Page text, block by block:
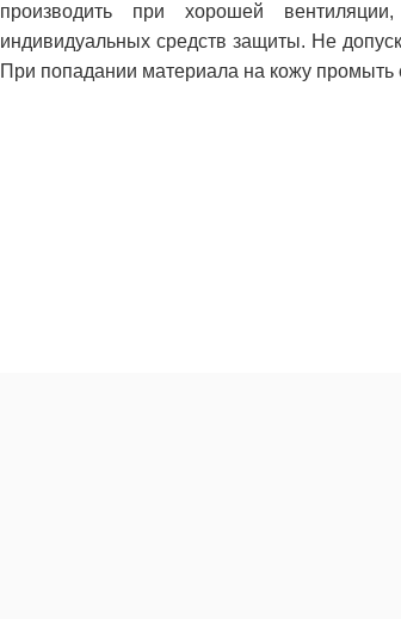
производить при хорошей
индивидуальных средств защиты. Не
При попадании материала на кожу